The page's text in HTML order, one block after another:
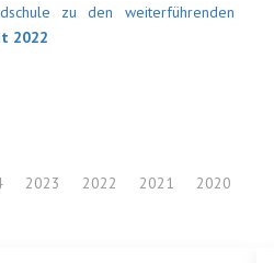
zu den weiterführenden
2022
2023 2022 2021
2020